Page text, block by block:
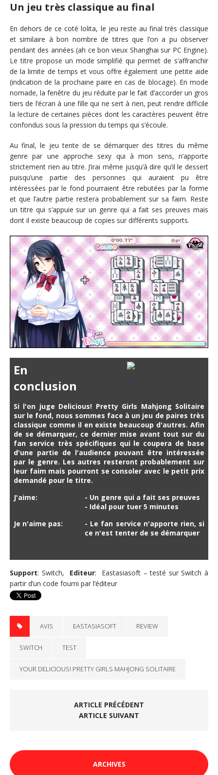
Un jeu très classique au final
En dehors de ce coté lolita, le jeu reste au final très classique
et similaire à bon nombre de titres que l’on a pu observer
pendant des années (ah ce bon vieux Shanghai sur PC Engine).
Le titre propose un mode simplifié qui permet de s’affranchir
de la limite de temps et vous offre également une petite aide
(indication de la prochaine paire en cas de blocage). En mode
nomade, la fenêtre du jeu réduite par le fait d’accorder un gros
tiers de l’écran à une fille qui ne sert à rien, peut rendre difficile
la lecture de certaines pièces dont les caractères peuvent être
confondus sous la pression du temps qui s’écoule.
Au final, le jeu tente de se démarquer des titres du même
genre par une approche sexy qui à mon sens, n’apporte
strictement rien au titre. J’irai même jusqu’à dire qu’il le dessert
puisqu’une partie des personnes qui auraient pu être
intéressées par le fond pourraient être rebutées par la forme
et que l’autre partie restera probablement sur sa faim. Reste
un titre qui s’appuie sur un genre qui a fait ses preuves mais
dont il existe beaucoup de copies sur différents supports.
En
conclusion
Si l'on juge Delicious! Pretty Girls Mahjong Solitaire
sur le fond, nous sommes face à un jeu de paires très
classique comme il en existe beaucoup d'autres. Afin
de se démarquer, ce dernier mise avant tout sur du
fan service très spécifiques qui le coupera de base
d'une partie de l'audience pouvant être intéressée
par le genre. Les autres resteront probablement sur
leur faim mais pourront se consoler avec le petit prix
demandé pour le titre.
J'aime:
- Un genre qui a fait ses preuves
- Idéal pour tuer 5 minutes
Je n'aime pas:
- Le fan service n'apporte rien, si
ce n'est tenter de se démarquer
Support: Switch, Editeur: Eastasiasoft – testé sur Switch à
partir d’un code fourni par l’éditeur
AVIS EASTASIASOFT REVIEW
SWITCH TEST
YOUR DELICIOUS! PRETTY GIRLS MAHJONG SOLITAIRE
ARTICLE PRÉCÉDENT
ARTICLE SUIVANT
ARCHIVES